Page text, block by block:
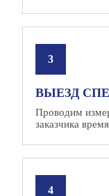
ВЫЕЗД
Проводим
заказчика